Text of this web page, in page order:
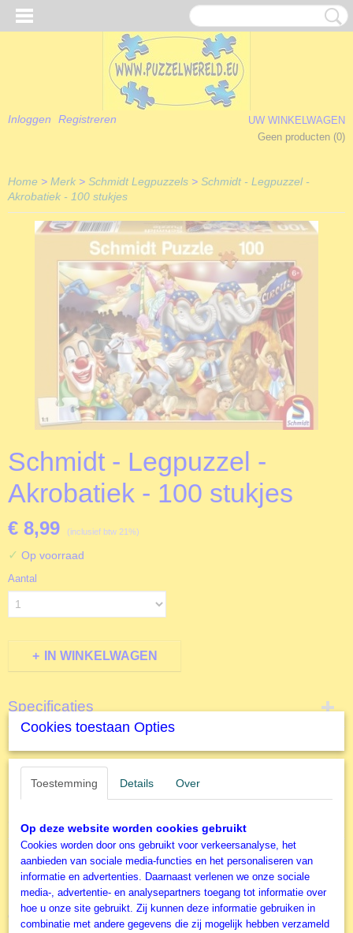
Inloggen Registreren
UW WINKELWAGEN
Geen producten (0)
Home > Merk > Schmidt Legpuzzels > Schmidt - Legpuzzel -
Akrobatiek - 100 stukjes
Schmidt - Legpuzzel -
Akrobatiek - 100 stukjes
€ 8,99 (inclusief btw 21%)
✓ Op voorraad
Aantal
IN WINKELWAGEN
Specificaties
Productcode
S56011
EAN code
4001504560119
100 stukjes - Akrobatiek
Schmidt Kinderlegpuzzel
Ook interessant
Cookies toestaan Opties
Toestemming Details Over
Op deze website worden cookies gebruikt
Cookies worden door ons gebruikt voor verkeersanalyse, het
aanbieden van sociale media-functies en het personaliseren van
informatie en advertenties. Daarnaast verlenen we onze sociale
media-, advertentie- en analysepartners toegang tot informatie over
hoe u onze site gebruikt. Zij kunnen deze informatie gebruiken in
combinatie met andere gegevens die zij mogelijk hebben verzameld